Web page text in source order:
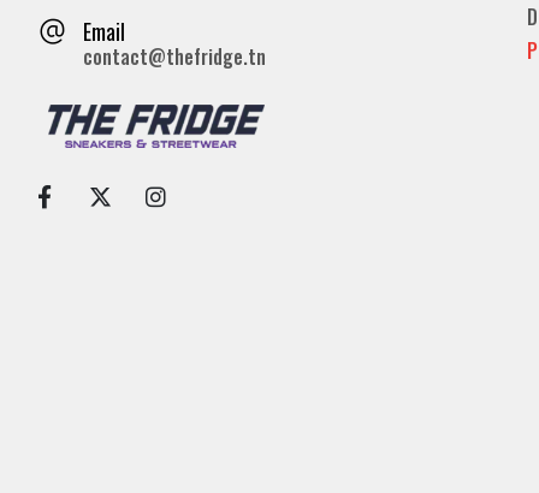
Email
contact@thefridge.tn